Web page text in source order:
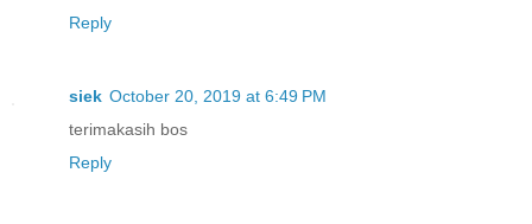
Reply
siek October 20, 2019 at 6:49 PM
terimakasih bos
Reply